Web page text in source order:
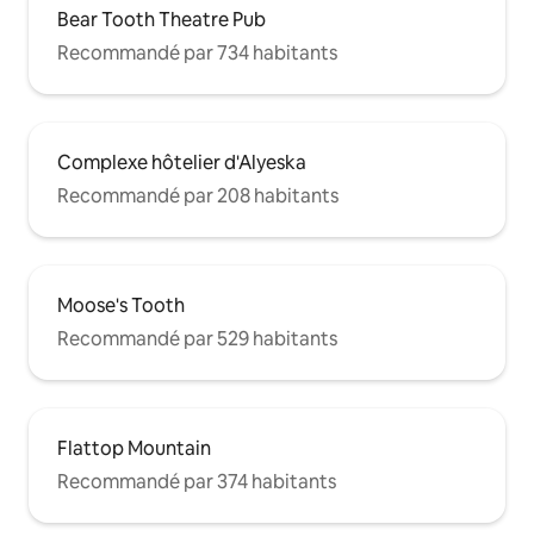
Bear Tooth Theatre Pub
Recommandé par 734 habitants
Complexe hôtelier d'Alyeska
Recommandé par 208 habitants
Moose's Tooth
Recommandé par 529 habitants
Flattop Mountain
Recommandé par 374 habitants